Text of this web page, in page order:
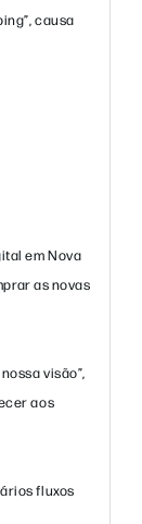
causa
em Nova
as novas
visão”,
aos
fluxos